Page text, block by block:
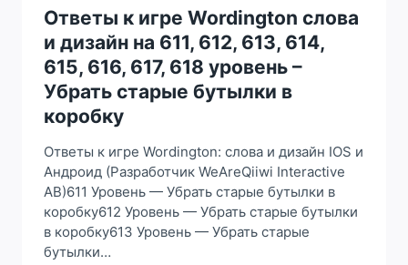
ДИЗАЙН
НА
789,
790,
791,
792,
793,
794,
796,
797,
798
УРОВЕНЬ
–
ПОСТАВИТЬ
ЦВЕТОЧНЫЕ
Ответы к игре Wordington слова
и дизайн на 611, 612, 613, 614,
615, 616, 617, 618 уровень –
Убрать старые бутылки в
коробку
Ответы к игре Wordington: слова и дизайн IOS и
Андроид (Разработчик WeAreQiiwi Interactive
AB)611 Уровень — Убрать старые бутылки в
коробку612 Уровень — Убрать старые бутылки
в коробку613 Уровень — Убрать старые
бутылки…